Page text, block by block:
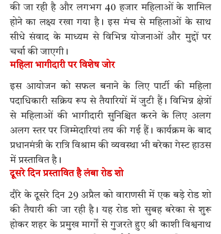
की जा रही है और लगभग 40 हजार महिलाओं के शामिल
होने का लक्ष्य रखा गया है। इस मंच से महिलाओं के साथ
सीधे संवाद के माध्यम से विभिन्न योजनाओं और मुद्दों पर
चर्चा की जाएगी।
महिला भागीदारी पर विशेष जोर
इस आयोजन को सफल बनाने के लिए पार्टी की महिला
पदाधिकारी सक्रिय रूप से तैयारियों में जुटी हैं। विभिन्न क्षेत्रों
से महिलाओं की भागीदारी सुनिश्चित करने के लिए अलग
अलग स्तर पर जिम्मेदारियां तय की गई हैं। कार्यक्रम के बाद
प्रधानमंत्री के रात्रि विश्राम की व्यवस्था भी बरेका गेस्ट हाउस
में प्रस्तावित है।
दूसरे दिन प्रस्तावित है लंबा रोड शो
दौरे के दूसरे दिन 29 अप्रैल को वाराणसी में एक बड़े रोड शो
की तैयारी की जा रही है। यह रोड शो सुबह बरेका से शुरू
होकर शहर के प्रमुख मार्गों से गुजरते हुए श्री काशी विश्वनाथ